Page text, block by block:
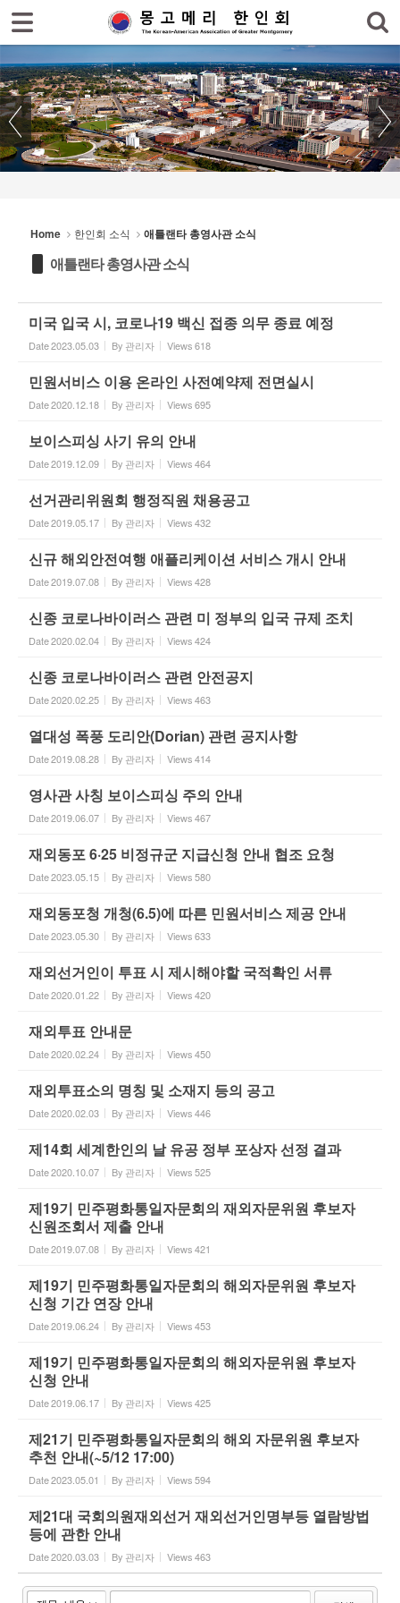
Home 한인회 소식 애틀랜타 총영사관 소식
애틀랜타 총영사관 소식
미국 입국 시, 코로나19 백신 접종 의무 종료 예정
Date2023.05.03 By 관리자 Views618
민원서비스 이용 온라인 사전예약제 전면실시
Date2020.12.18 By 관리자 Views695
보이스피싱 사기 유의 안내
Date2019.12.09 By 관리자 Views464
선거관리위원회 행정직원 채용공고
Date2019.05.17 By 관리자 Views432
신규 해외안전여행 애플리케이션 서비스 개시 안내
Date2019.07.08 By 관리자 Views428
신종 코로나바이러스 관련 미 정부의 입국 규제 조치
Date2020.02.04 By 관리자 Views424
신종 코로나바이러스 관련 안전공지
Date2020.02.25 By 관리자 Views463
열대성 폭풍 도리안(Dorian) 관련 공지사항
Date2019.08.28 By 관리자 Views414
영사관 사칭 보이스피싱 주의 안내
Date2019.06.07 By 관리자 Views467
재외동포 6·25 비정규군 지급신청 안내 협조 요청
Date2023.05.15 By 관리자 Views580
재외동포청 개청(6.5)에 따른 민원서비스 제공 안내
Date2023.05.30 By 관리자 Views633
재외선거인이 투표 시 제시해야할 국적확인 서류
Date2020.01.22 By 관리자 Views420
재외투표 안내문
Date2020.02.24 By 관리자 Views450
재외투표소의 명칭 및 소재지 등의 공고
Date2020.02.03 By 관리자 Views446
제14회 세계한인의 날 유공 정부 포상자 선정 결과
Date2020.10.07 By 관리자 Views525
제19기 민주평화통일자문회의 재외자문위원 후보자
신원조회서 제출 안내
Date2019.07.08 By 관리자 Views421
제19기 민주평화통일자문회의 해외자문위원 후보자
신청 기간 연장 안내
Date2019.06.24 By 관리자 Views453
제19기 민주평화통일자문회의 해외자문위원 후보자
신청 안내
Date2019.06.17 By 관리자 Views425
제21기 민주평화통일자문회의 해외 자문위원 후보자
추천 안내(~5/12 17:00)
Date2023.05.01 By 관리자 Views594
제21대 국회의원재외선거 재외선거인명부등 열람방법
등에 관한 안내
Date2020.03.03 By 관리자 Views463
로그인 회원가입
한인회
한인회 소식
- 공지사항
- 몽고메리 한인회 이모저모
- 사진으로 보는 한인회
한인회 커뮤니티
한인 회원&협찬사
Sketchbook5, 스케치북5
Sketchbook5, 스케치북5